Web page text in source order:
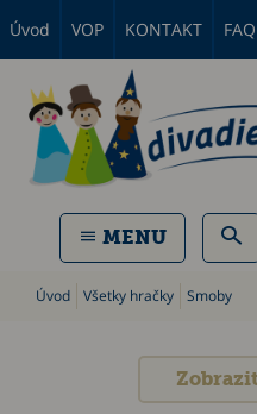
Úvod VOP KONTAKT FAQ
MENU
Úvod Všetky hračky Smoby